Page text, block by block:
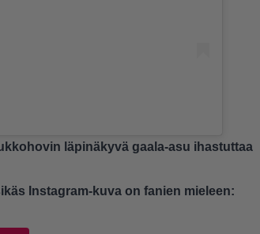
läpinäkyvä gaala-asu ihastuttaa
Instagram-kuva on fanien mieleen: